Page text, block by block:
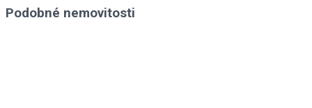
Podobné nemovitosti